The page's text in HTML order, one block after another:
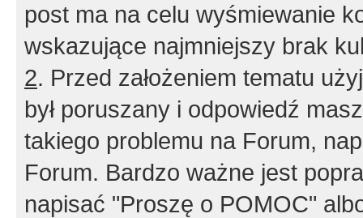
post ma na celu wyśmiewanie
wskazujące najmniejszy brak
2. Przed założeniem tematu
był poruszany i odpowiedź
takiego problemu na Forum,
Forum. Bardzo ważne jest
napisać "Proszę o POMOC"